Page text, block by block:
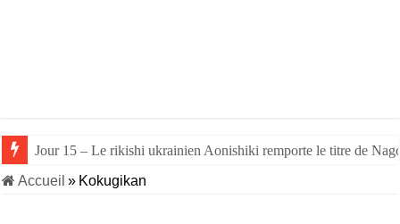
Jour 15 – Le rikishi ukrainien Aonishiki remporte le titre de
Jour 14 – Aonishiki triomphe de Takerufuji et se rapproche du
Accueil » Kokugikan